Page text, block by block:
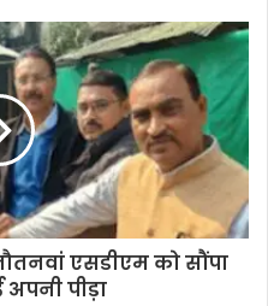
एसडीएम को सौंपा
अपनी पीड़ा